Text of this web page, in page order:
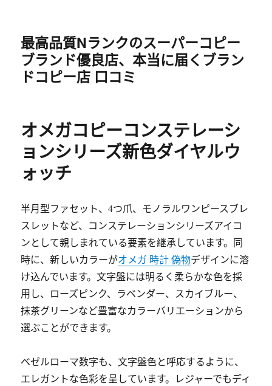
最高品質Nランクのスーパーコピー
ブランド優良店、本当に届くブラン
ドコピー店 口コミ
オメガコピーコンステレーシ
ョンシリーズ新色ダイヤルウ
ォッチ
半月型ファセット、4つ爪、モノラルワンピースブレ
スレットなど、コンステレーションシリーズアイコ
ンとして親しまれている要素を継承しています。同
時に、新しいカラーがオメガ 時計 偽物デザインに溶
け込んでいます。文字盤には明るく柔らかな色を採
用し、ローズピンク、ラベンダー、スカイブルー、
抹茶グリーンなど豊富なカラーバリエーションから
選ぶことができます。
ベゼルローマ数字も、文字盤色と呼応するように、
エレガントな色彩を呈しています。レジャーでもディ